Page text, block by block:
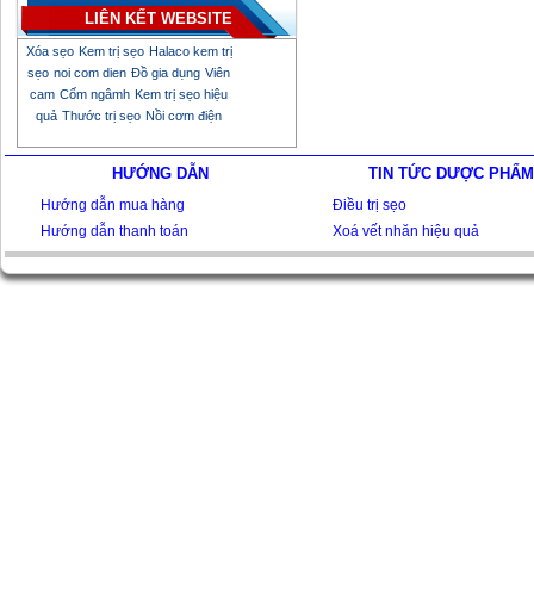
LIÊN KẾT WEBSITE
Xóa sẹo Kem trị sẹo Halaco kem trị
sẹo noi com dien Đồ gia dụng Viên
cam Cốm ngâmh Kem trị sẹo hiệu
quả Thước trị sẹo Nồi cơm điện
HƯỚNG DẪN
Hướng dẫn mua hàng
Hướng dẫn thanh toán
TIN TỨC DƯỢC PHẨM
Điều trị sẹo
Xoá vết nhăn hiệu quả